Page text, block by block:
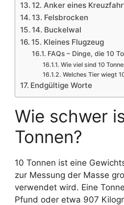
12. Anker eines
13. Felsbrocken
14. Buckelwal
15. Kleines Flugzeug
FAQs – Dinge, die 10
Wie viel sind 10
Welches Tier wiegt
Endgültige Worte
Wie schwer
Tonnen?
10 Tonnen ist eine
zur Messung der Masse
verwendet wird. Eine
Pfund oder etwa 907